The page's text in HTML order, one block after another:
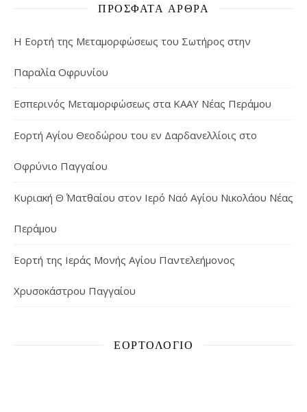
ΠΡΌΣΦΑΤΑ ΆΡΘΡΑ
Η Εορτή της Μεταμορφώσεως του Σωτήρος στην
Παραλία Οφρυνίου
Εσπερινός Μεταμορφώσεως στα ΚΑΑΥ Νέας Περάμου
Εορτή Αγίου Θεοδώρου του εν Δαρδανελλίοις στο
Οφρύνιο Παγγαίου
Κυριακή Θ΄ Ματθαίου στον Ιερό Ναό Αγίου Νικολάου Νέας
Περάμου
Εορτή της Ιεράς Μονής Αγίου Παντελεήμονος
Χρυσοκάστρου Παγγαίου
ΕΟΡΤΟΛΌΓΙΟ